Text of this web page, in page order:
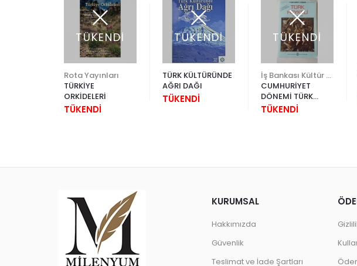
TÜKENDİ
Rota Yayınları
TÜRKİYE
ORKİDELERİ
TÜKENDİ
TÜKENDİ
TÜRK KÜLTÜRÜNDE
AĞRI DAĞI
TÜKENDİ
TÜKENDİ
CUMHURİYET
DÖNEMİ TÜRK
HEYKELİ
TÜKENDİ
KURUMSAL
Hakkımızda
Güvenlik
Teslimat ve İade Şartları